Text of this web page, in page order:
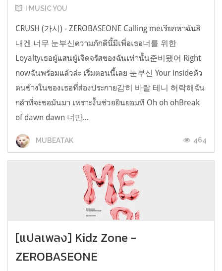
I MUSIC YOU
CRUSH (가시) - ZEROBASEONE Calling meเรียกหาฉันสิ
내겐 너무 눈부신ความภักดีนี้มีเพื่อเธอ너를 위한
Loyaltyเธอผู้แสนผู้เจิดจรัสของฉันเท่านั้น준비됐어 Right
nowฉันพร้อมแล้วล่ะ เริ่มตอนนี้เลย 눈부신 Your insideตัว
ตนข้างในของเธอที่ส่องประกาย감히 바랄 테니 허락해ฉัน
กล้าที่จะขอมันมา เพราะงั้นช่วยยินยอมที Oh oh ohBreak
of dawn dawn 너만...
MUBEATAK 464
[แปลเพลง] Kidz Zone -
ZEROBASEONE